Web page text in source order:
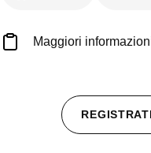
Maggiori